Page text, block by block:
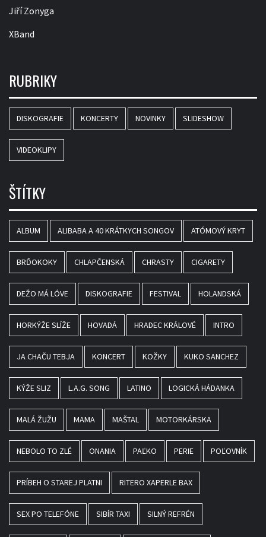
Jiří Zonyga
XBand
RUBRIKY
DISKOGRAFIE KONCERTY NOVINKY SLIDESHOW
VIDEOKLIPY
ŠTÍTKY
ALBUM ALIBABA A 40 KRÁTKYCH SONGOV ATÓMOVÝ KRYT
BRĎOKOKY CHLAPČENSKÁ CHRASTY CIGARETY
DEŽO MÁ LÓVE DISKOGRAFIE FESTIVAL HOLANDSKÁ
HORKÝŽE SLÍŽE HOVADÁ HRADEC KRÁLOVÉ INTRO
JA CHAČU TEBJA KONCERT KOŽKY KUKO SANCHEZ
KÝŽE SLIZ L.A.G. SONG LATINO LOGICKÁ HÁDANKA
MALÁ ŽUŽU MAMA MAŠTAL MOTORKÁRSKA
NEBOLO TO ZLÉ ONANIA PAĽKO PERIE POĽOVNÍK
PRÍBEH O STAREJ PLATNI RITERO XAPERLE BAX
SEX PO TELEFÓNE SIBÍR TAXI SILNÝ REFRÉN